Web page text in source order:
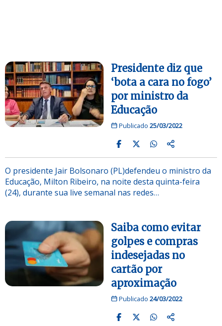
Presidente diz que
‘bota a cara no fogo’
por ministro da
Educação
Publicado 25/03/2022
O presidente Jair Bolsonaro (PL)defendeu o ministro da
Educação, Milton Ribeiro, na noite desta quinta-feira
(24), durante sua live semanal nas redes…
Saiba como evitar
golpes e compras
indesejadas no
cartão por
aproximação
Publicado 24/03/2022